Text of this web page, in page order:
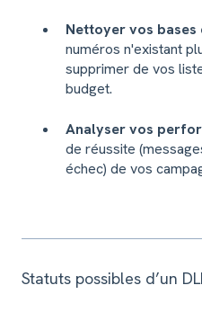
Nettoyer vos bases
numéros n'existant
supprimer de vos
budget.
Analyser vos
de réussite
échec) de vos
Statuts possibles d’un